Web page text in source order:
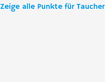
Zeige alle Punkte für Taucher